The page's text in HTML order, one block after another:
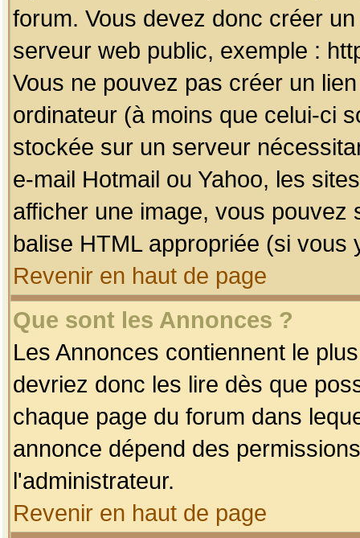
forum. Vous devez donc créer
serveur web public, exemple :
Vous ne pouvez pas créer un
ordinateur (à moins que celui-ci
stockée sur un serveur
e-mail Hotmail ou Yahoo, les
afficher une image, vous pouvez
balise HTML appropriée (si vous
Revenir en haut de page
Que sont les Annonces ?
Les Annonces contiennent le
devriez donc les lire dès que
chaque page du forum dans
annonce dépend des
l'administrateur.
Revenir en haut de page